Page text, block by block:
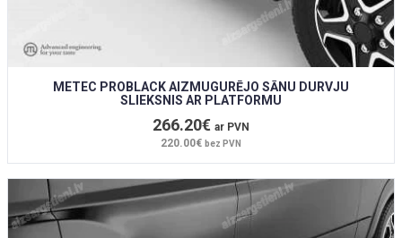
METEC PROBLACK AIZMUGURĒJO SĀNU DURVJU
SLIEKSNIS AR PLATFORMU
266.20€ ar PVN
220.00€ bez PVN